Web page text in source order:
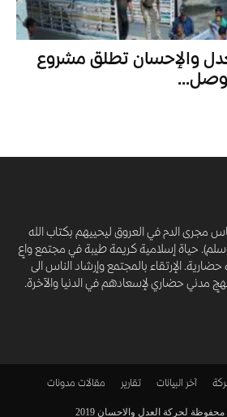
والإحسان تطلق مشروع
مجرى الدم في العروق ليحييهم بكتاب الله
حياة إسلامية كريمة طيبة في مجتمع واعٍ
الإرتقاء بالمجتمع وإرشاد الناس الى
مدني حضاري لإسعادهم في الدنيا والآخرة.
آخر البيانات تقارير مقالات مدونات
لحركة العدل والاحسان 2019